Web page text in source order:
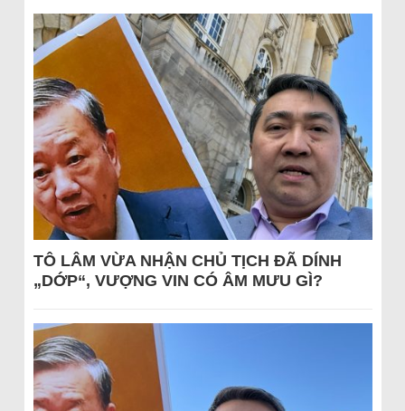
TÔ LÂM VỪA NHẬN CHỦ TỊCH ĐÃ DÍNH
„DỚP“, VƯỢNG VIN CÓ ÂM MƯU GÌ?